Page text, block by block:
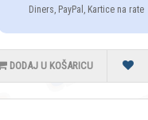
Diners, PayPal, Kartice na rate
DODAJ U KOŠARICU